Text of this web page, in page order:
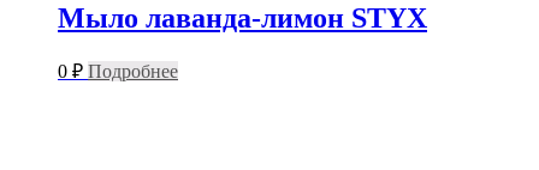
Мыло лаванда-лимон STYX
0 ₽ Подробнее